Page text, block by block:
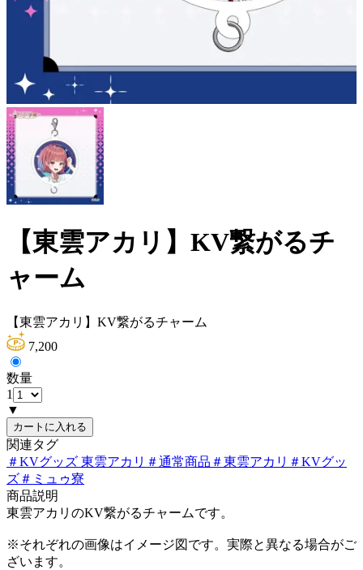
【東雲アカリ】KV繋がるチ
ャーム
【東雲アカリ】KV繋がるチャーム
7,200
数量
1
▼
カートに入れる
関連タグ
＃KVグッズ 東雲アカリ ＃通常商品 ＃東雲アカリ ＃KVグッ
ズ＃ ミュゥ寮
商品説明
東雲アカリのKV繋がるチャームです。
※それぞれの画像はイメージ図です。実際と異なる場合がご
ざいます。